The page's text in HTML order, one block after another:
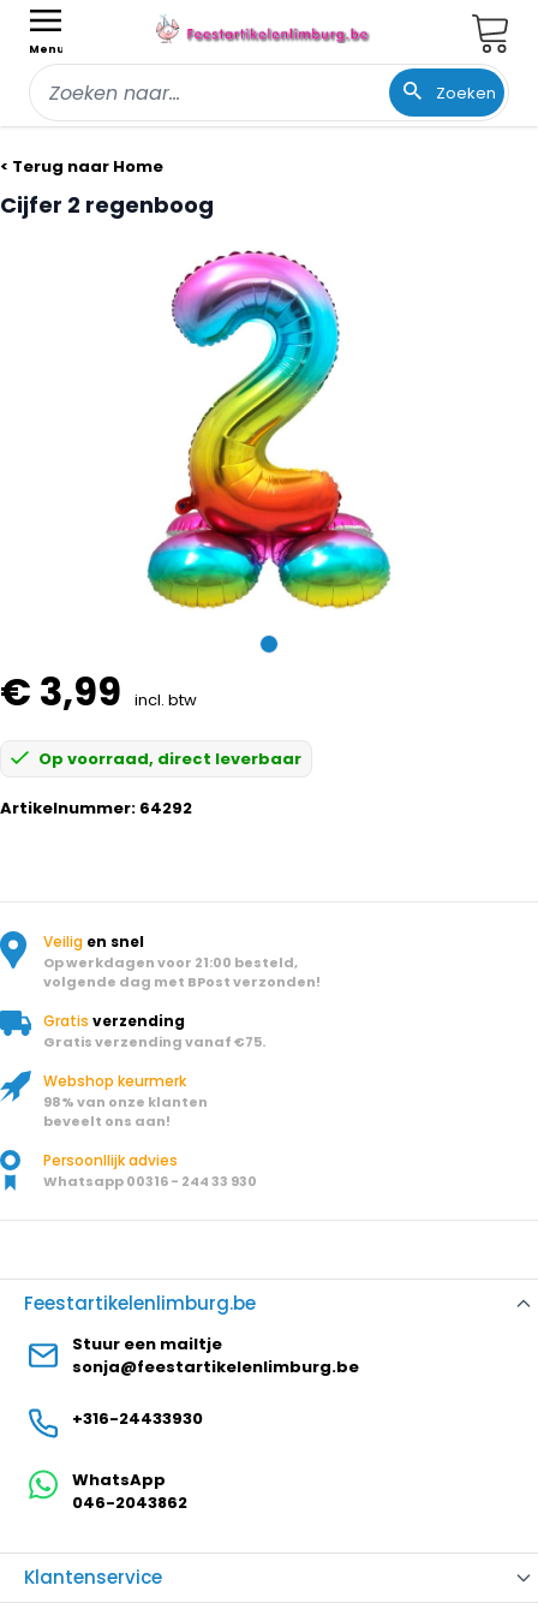
Menu
Zoeken
< Terug naar Home
Cijfer 2 regenboog
€ 3,99 incl. btw
Op voorraad, direct leverbaar
Artikelnummer: 64292
Veilig en snel
Op werkdagen voor 21:00 besteld,
volgende dag met BPost verzonden!
Gratis verzending
Gratis verzending vanaf €75.
Webshop keurmerk
98% van onze klanten
beveelt ons aan!
Persoonllijk advies
Whatsapp 00316 - 244 33 930
Klantenservice
Feestartikelenlimburg.be
Stuur een mailtje
sonja@feestartikelenlimburg.be
+316-24433930
WhatsApp
046-2043862